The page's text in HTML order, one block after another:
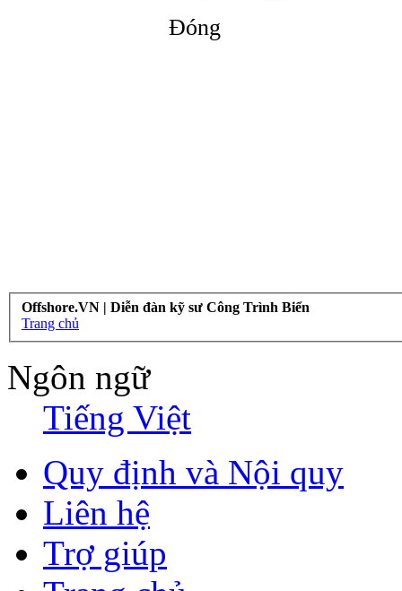
Đóng
Offshore.VN | Diễn đàn kỹ sư Công Trình Biển
Trang chủ
Ngôn ngữ
Tiếng Việt
Quy định và Nội quy
Liên hệ
Trợ giúp